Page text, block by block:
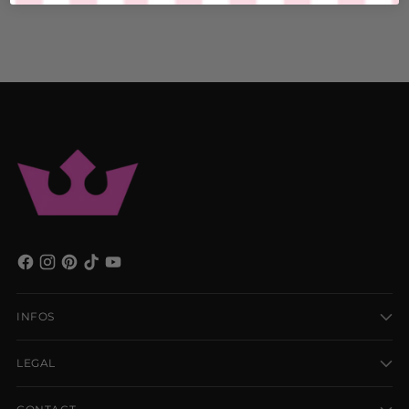
INFOS
LEGAL